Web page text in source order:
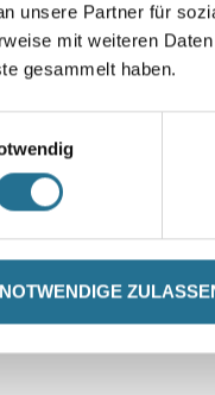
unsere Partner für
mit weiteren
gesammelt haben.
Skelettpistole für
320ml Standard
Kartuschen
4086-019067
zu sehen